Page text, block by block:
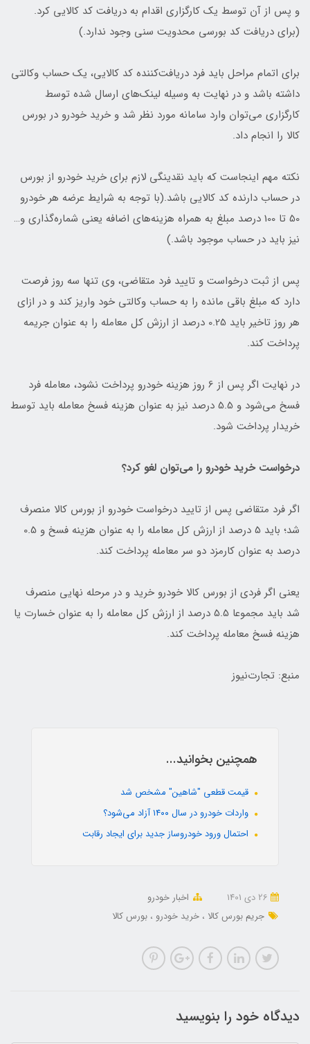
و پس از آن توسط یک کارگزاری اقدام به دریافت کد کالایی کرد.
(برای دریافت کد بورسی محدویت سنی وجود ندارد.)
برای اتمام مراحل باید فرد دریافت‌کننده کد کالایی، یک حساب وکالتی
داشته باشد و در نهایت به وسیله لینک‌های ارسال شده توسط
کارگزاری می‌توان وارد سامانه مورد نظر شد و خرید خودرو در بورس
کالا را انجام داد.
نکته مهم اینجاست که باید نقدینگی لازم برای خرید خودرو از بورس
در حساب دارنده کد کالایی باشد.(با توجه به شرایط عرضه هر خودرو
50 تا 100 درصد مبلغ به همراه هزینه‌های اضافه یعنی شماره‌گذاری و…
نیز باید در حساب موجود باشد.)
پس از ثبت درخواست و تایید فرد متقاضی، وی تنها سه روز فرصت
دارد که مبلغ باقی مانده را به حساب وکالتی خود واریز کند و در ازای
هر روز تاخیر باید 0.25 درصد از ارزش کل معامله را به عنوان جریمه
پرداخت کند.
در نهایت اگر پس از 6 روز هزینه خودرو پرداخت نشود، معامله فرد
فسخ می‌شود و 5.5 درصد نیز به عنوان هزینه فسخ معامله باید توسط
خریدار پرداخت شود.
درخواست خرید خودرو را می‌‎توان لغو کرد؟
اگر فرد متقاضی پس از تایید درخواست خودرو از بورس کالا منصرف
شد؛ باید 5 درصد از ارزش کل معامله را به عنوان هزینه فسخ و 0.5
درصد به عنوان کارمزد دو سر معامله پرداخت کند.
یعنی اگر فردی از بورس کالا خودرو خرید و در مرحله نهایی منصرف
شد باید مجموعا 5.5 درصد از ارزش کل معامله را به عنوان خسارت یا
هزینه فسخ معامله پرداخت کند.
منبع: تجارت‌نیوز
همچنین بخوانید...
قیمت قطعی "شاهین" مشخص شد
واردات خودرو در سال ۱۴۰۰ آزاد می‌شود؟
احتمال ورود خودروساز جدید برای ایجاد رقابت
اخبار خودرو
جریم بورس کالا
خرید خودرو بورس کالا
دیدگاه خود را بنویسید